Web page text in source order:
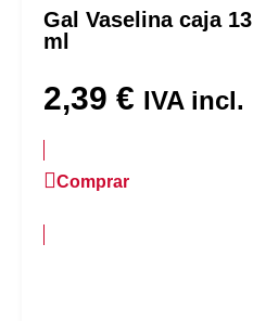
Gal Vaselina caja 13
ml
2,39 € IVA incl.
Comprar